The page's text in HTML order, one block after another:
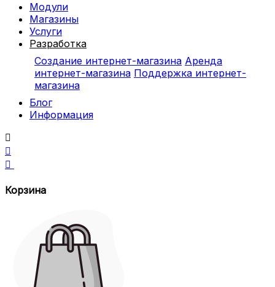
Модули
Магазины
Услуги
Разработка
Создание интернет-магазина Аренда
интернет-магазина Поддержка интернет-
магазина
Блог
Информация



Корзина